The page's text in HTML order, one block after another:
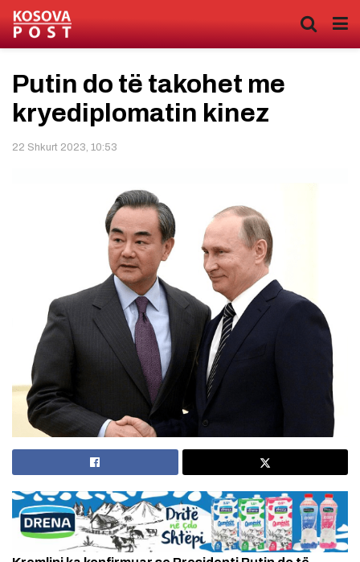
Putin do të takohet me
kryediplomatin kinez
22 Shkurt 2023, 10:53